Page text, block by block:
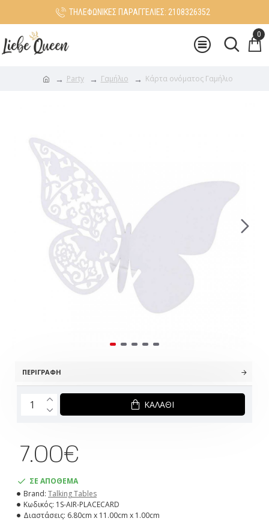
ΤΗΛΕΦΩΝΙΚΕΣ ΠΑΡΑΓΓΕΛΙΕΣ: 2108326352
0
Party Γαμήλιο Κάρτα ονόματος Γαμήλιο
ΠΕΡΙΓΡΑΦΉ
ΣΕ ΑΠΟΘΕΜΑ
Brand: Talking Tables
Κωδικός: 1S-AIR-PLACECARD
Διαστάσεις: 6.80cm x 11.00cm x 1.00cm
7.00€
ΚΑΛΆΘΙ